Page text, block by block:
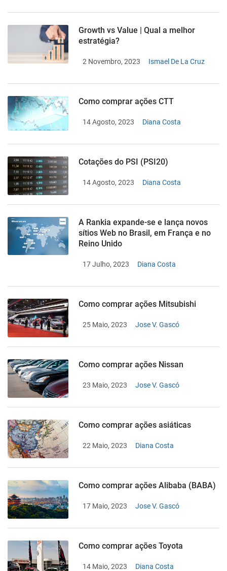
Growth vs Value | Qual a melhor
estratégia?
2 Novembro, 2023 Ismael De La Cruz
Como comprar ações CTT
14 Agosto, 2023 Diana Costa
Cotações do PSI (PSI20)
14 Agosto, 2023 Diana Costa
A Rankia expande-se e lança novos
sítios Web no Brasil, em França e no
Reino Unido
17 Julho, 2023 Diana Costa
Como comprar ações Mitsubishi
25 Maio, 2023 Jose V. Gascó
Como comprar ações Nissan
23 Maio, 2023 Jose V. Gascó
Como comprar ações asiáticas
22 Maio, 2023 Diana Costa
Como comprar ações Alibaba (BABA)
17 Maio, 2023 Jose V. Gascó
Como comprar ações Toyota
14 Maio, 2023 Diana Costa